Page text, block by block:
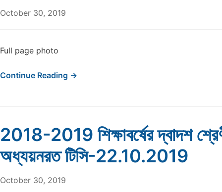
October 30, 2019
Full page photo
Continue Reading →
2018-2019 শিক্ষাবর্ষের দ্বাদশ
অধ্যয়নরত টিসি-22.10.2019
October 30, 2019